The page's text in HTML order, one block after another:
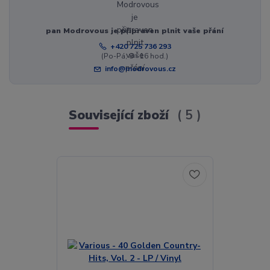
pan Modrovous je připraven plnit vaše přání
+420 725 736 293
(Po-Pá, 8 - 16 hod.)
info@modrovous.cz
Související zboží 5